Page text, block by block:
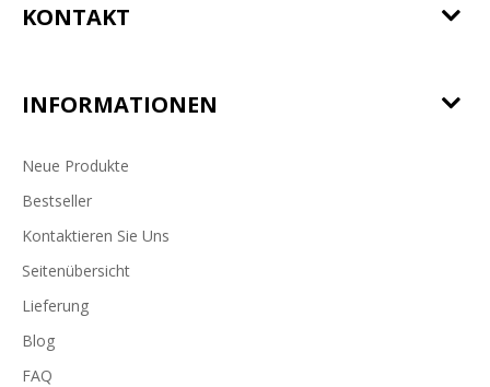
KONTAKT
INFORMATIONEN
Neue Produkte
Bestseller
Kontaktieren Sie Uns
Seitenübersicht
Lieferung
Blog
FAQ